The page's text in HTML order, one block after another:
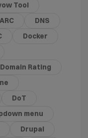
Tool
DNS
Docker
Domain Rating
DoT
menu
Drupal